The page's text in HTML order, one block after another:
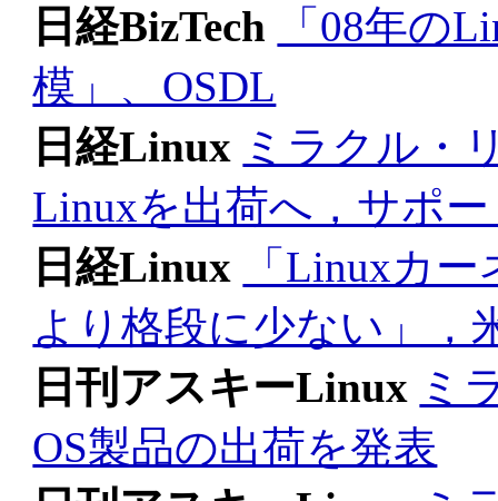
日経BizTech
「08年の
模」、OSDL
日経Linux ミラクル・
Linuxを出荷へ，サポ
日経Linux
「Linuxカ
より格段に少ない」，
日刊アスキーLinux ミ
OS製品の出荷を発表